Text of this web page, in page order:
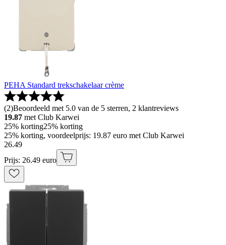
PEHA Standard trekschakelaar crème
(2)Beoordeeld met 5.0 van de 5 sterren, 2 klantreviews
19.87 met Club Karwei
25% korting25% korting
25% korting, voordeelprijs: 19.87 euro met Club Karwei
26.49
Prijs: 26.49 euro